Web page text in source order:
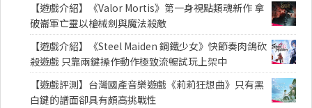
【遊戲介紹】《Valor Mortis》第一身視點類魂新作 拿
破崙軍亡靈以槍械劍與魔法殺敵
【遊戲介紹】《Steel Maiden 鋼鐵少女》快節奏肉鴿砍
殺遊戲 只靠兩鍵操作動作極致流暢試玩上架中
【遊戲評測】台灣國產音樂遊戲《莉莉狂想曲》只有黑
白鍵的譜面卻具有頗高挑戰性